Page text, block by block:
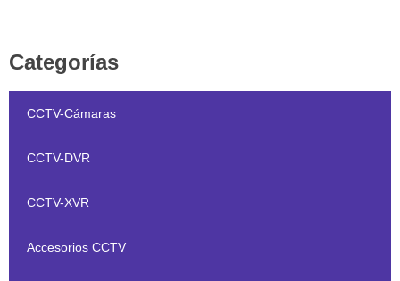
Categorías
CCTV-Cámaras
CCTV-DVR
CCTV-XVR
Accesorios CCTV